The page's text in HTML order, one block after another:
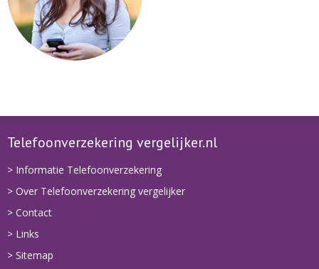
Telefoonverzekering vergelijker.nl
> Informatie Telefoonverzekering
> Over Telefoonverzekering vergelijker
> Contact
> Links
> Sitemap